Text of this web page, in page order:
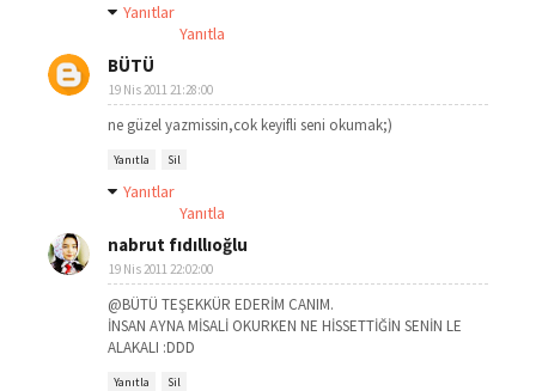
Yanıtlar
Yanıtla
BÜTÜ
19 Nis 2011 21:28:00
ne güzel yazmissin,cok keyifli seni okumak;)
Yanıtla Sil
Yanıtlar
Yanıtla
nabrut fıdıllıoğlu
19 Nis 2011 22:02:00
@BÜTÜ TEŞEKKÜR EDERİM CANIM.
İNSAN AYNA MİSALİ OKURKEN NE HİSSETTİĞİN SENİN LE
ALAKALI :DDD
Yanıtla Sil